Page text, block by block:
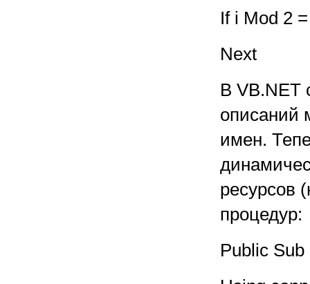
If i Mod 2
Next
В VB.NET
описаний
имен.
ресурсов
процедур:
Public